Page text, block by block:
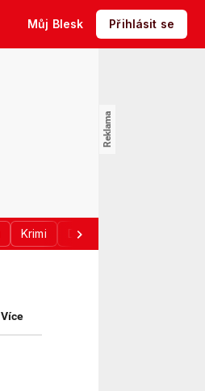
Můj Blesk Přihlásit se
Krimi Donald Trump
Více